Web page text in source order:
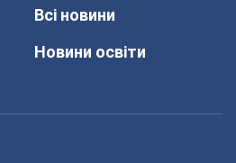
Всі новини
Новини освіти